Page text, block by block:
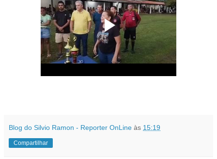
Blog do Silvio Ramon - Reporter OnLine às 15:19
Compartilhar